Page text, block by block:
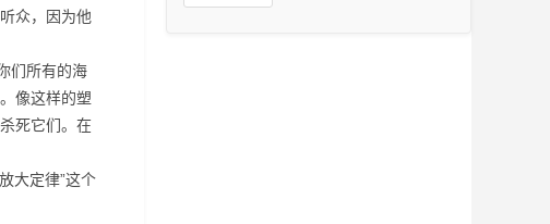
众，因为他
们所有的海
像这样的塑
死它们。在
大定律”这个